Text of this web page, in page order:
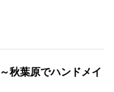
秋葉原でハンドメイ